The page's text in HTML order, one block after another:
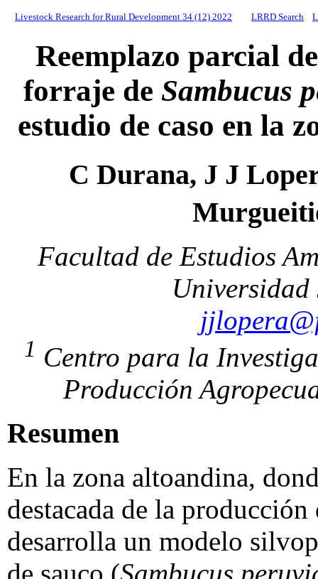
Livestock Research for Rural Development 34 (12) 2022 LRRD Search
Reemplazo parcial
forraje de Sambucus
estudio de caso en la
C Durana, J J
Facultad de Estudios
1 Centro para la
Producción
Resumen
En la zona altoandina,
destacada de la
desarrolla un modelo